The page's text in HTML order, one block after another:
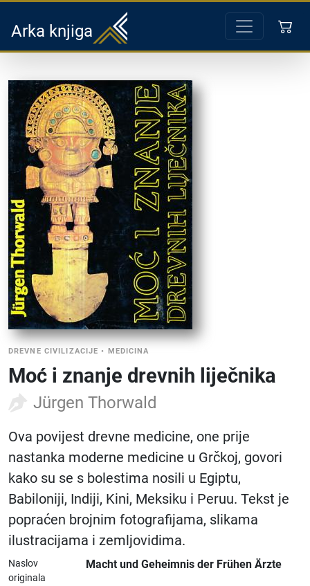
Arka knjiga
DREVNE CIVILIZACIJE • MEDICINA
Moć i znanje drevnih liječnika
Jürgen Thorwald
Ova povijest drevne medicine, one prije
nastanka moderne medicine u Grčkoj, govori
kako su se s bolestima nosili u Egiptu,
Babiloniji, Indiji, Kini, Meksiku i Peruu. Tekst je
popraćen brojnim fotografijama, slikama
ilustracijama i zemljovidima.
Naslov
originala
Macht und Geheimnis der Frühen Ärzte